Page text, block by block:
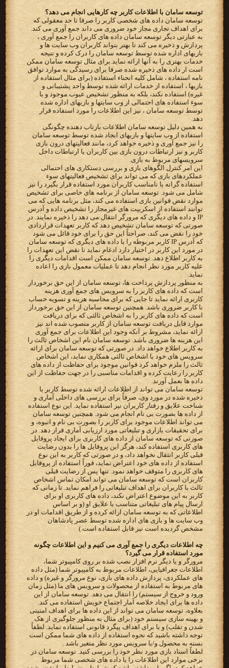
توسعه سامان با اطلاعات کاربر چه کارهایی انجام می دهد؟
توسعه سامان داده های شخصی کاربر را صرفا تا حد معقولی که
برای اهداف تجاری مجاز خود ضروری می داند جمع آوری می کند.
به عبارتی دیگر توسعه سامان داده های کاربران را جمع آوری ،
پردازش و ذخیره می کند تا بهتر بتواند کاربران وب سایت ها و
بازیهای اداره شده توسط توسعه سامان را درک کرده و نتیجه
خدمات بهتری را به آنها ارائه نماید.برای مثال توسعه سامان ممکن
است ار داده های ذخیره شده صرفا برای رسیدگی به موارد توافق
نامه استفاده ، شامل کلیه انحناء استفاده (برای مثال استفاده از
بازیها ، استفاده از خدمات ارائه شده توسط واحد پشتیبانی و
غیره) استفاده نکند، بلکه به منظور تشخیص عیوب موجود و یا
سوء استفاده های احتمالی از وب سایتها و بازیهای اداره شده
توسط توسعه سامان ، نیز این اطلاعات را مورد استفاده قرار
دهد.
به همین دلیل توسعه سامان اطلاعات بازتاب دهنده چگونگی
استفاده از وب سایتها و بازیهای ایجاد شده توسط توسعه سامان
را نیز جمع آوری و ذخیره خواهد کرد، مانند فعالیتهای درون بازی
کاربر و نیز ارتباطات درون بازی بین کاربران یا ارتباطات داخل
سرویسهای مربوط به بازی.
این امر کنترل الگوهای بازی و بررسی دستکاری های احتمالی
عملکردهای بازی که می تواند برای تشخیص فعالیتهای سوء
استفاده گرانه یا نامناسب کاربران مورد استفاده قرار بگیرد را نیز
شامل می شود. توسعه سامان از برنامه های خاصی برای تشخیص
موارد نقض قوانین بازی استفاده می کند، مثل برنامه هایی که می
توانند استفاده از اسکریپت های غیرمجاز را تشخیص داده و آدرس
IP و داده های دیگری که مرورگر انتقال می دهد را ذخیره نمایند. در
صورتی که توسعه سامان تشخیص دهد که کاربر تعهدات قراردادی
خود را نقض می کند، صراحتاً این حق را برای خود قائل می شود
که آدرس IP کاربر مربوطه را با داده های دیگری که توسعه سامان
در مورد این کاربر در اختیار دارد ادغام نماید تا نقض این تعهدات را
به کاربر اطلاع دهد. توسعه سامان ممکن است اقدامات دیگری را
علیه کاربر مورد نظر انجام دهد تا عملیات معمول بازی را اعاده
نماید.
به منظور پردازش پرداخت ها، توسعه سامان از این حق برخوردار
است که داده های کاربر را به سرویس های جمع آوری هزینه
کاربری ارائه نماید تا جایی که برای محاسبه هزینه و تسویه حساب
با کاربر ضروری باشد. همچنین توسعه سامان از این حق برخوردار
است که داده های کاربر را به اشخاص ثالثی که برای دریافت
موارد قابل دریافت توسعه سامان از کاربر منصوب شده اند نیز
ارائه نماید، مشروط بر آنکه وجود این اطلاعات برای جمع آوری
این هزینه ها ضروری باشد. توسعه سامان نام این اشخاص ثالث را
به کاربر اطلاع خواهد داد. در صورتی که توسعه سامان برای ارائه
سرویس های خود با اشخاص ثالثی همکاری نماید، این اشخاص
ثالث را ملزم خواهد کرد قوانین موجود برای حفاظت از داده های
کاربر را رعایت کرده و اقدامات مناسبی را در جهت حفاظت از این
داده ها بعمل آورند.
توسعه سامان می تواند از اطلاعات ارائه شده توسط کاربر یا
ذخیره شده در مورد وی، صرفاً برای بررسی های داخلی آماری و
شناخت علایق و رفتار کاربران نیز استفاده نماید. این نوع استفاده
از داده ها بصورت بی نام انجام می شود. همچنین توسعه سامان
می تواند اطلاعات موجود برای کاربر را بصورت بی نام و انبوه، و
برای تحقیقات بازاری و تبلیغاتی مورد ارزیابی آماری قرار دهد. در
صورتی که توسعه سامان از داده های کاربری برای ایجاد پروفایل
های کاربری استفاده کند، هرگز این پروفایل ها را بدون رضایت
قبلی کاربر انتقال نخواهد داد، و در صورتی که کاربر به این نوع
استفاده از داده های خود اعتراض نماید، فوراً استفاده از پروفایل
های کاربری را متوقف خواهد نمود. تنها پس از رضایت قبلی
کاربران است که توسعه سامان می تواند امکان تماس اشخاص
ثالث با کاربران برای اهداف تبلیغاتی را فراهم نماید. تا زمانی که
کاربر به این موضوع اعتراض نکند، داده های کاربری او برای
ارسال پیام های تبلیغاتی متناسب با علایق او (و بر اساس
اطلاعاتی که به توسعه سامان ارائه کرده و از طریق اقدامات او در
وب سایت ها و بازی های اداره شده توسط عصر پادشاهان
مشخص گردیده است نیز قابل استفاده است.)
چه اطلاعات دیگری را جمع آوری می کنیم و این اطلاعات چگونه
مورد استفاده قرار می گیرد؟
مرورگر و یا دیگر نرم افزار نصب شده بر روی کامپیوتر شما،
اطلاعات جغرافیایی، اطلاعات مربوط به کامپیوتر شما (مثل داده
های عملکردی، پردازش داده های بازی، نوع مرورگر و غیره) و داده
های مربوط به استفاده از محصولات و سرویس های ما (مثل زمان
ورود و خروج از سیستم) را انتقال می دهد. توسعه سامان از این
داده ها برای ایجاد خلاصه آمار اجتماع خویش استفاده می کند.
بعلاوه، توسعه سامان می تواند از این داده ها برای اهداف امنیتی
و بهینه سازی سیستم خود (برای مثال به منظور جلوگیری از هک
شدن و تقلب) و یا برای اهداف پیگرد قانونی استفاده نماید. لطفاً
توجه داشته باشید که نحوه استفاده از داده های شما ممکن است
بسته به محصول و/یا سرویس مورد نظر متغیر باشد .
لطفاً اسناد بازی مورد نظر خود را بررسی کنید. توسعه سامان در
برخی موارد این اطلاعات را با داده های شخصی شما مربوط